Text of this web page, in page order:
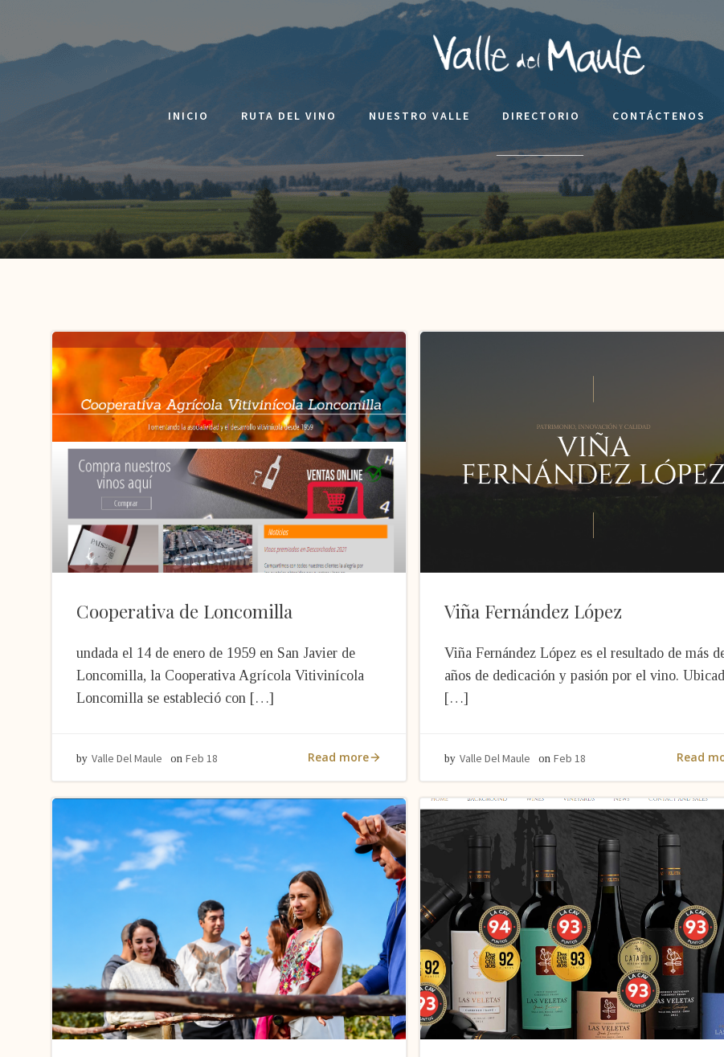
contenido
INICIO RUTA DEL VINO NUESTRO VALLE DIRECTORIO CONTÁCTENOS
____________
Cooperativa de Loncomilla
undada el 14 de enero de 1959 en San Javier de
Loncomilla, la Cooperativa Agrícola Vitivinícola
Loncomilla se estableció con […]
by Valle Del Maule on Feb 18 Read more
Viña Fernández López
Viña Fernández López es el resultado de más
años de dedicación y pasión por el vino.
[…]
by Valle Del Maule onFeb 18 Read